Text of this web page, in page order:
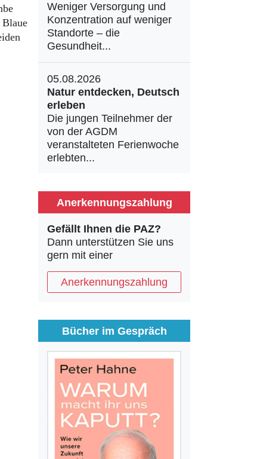
Weniger Versorgung und
Konzentration auf weniger
Standorte – die
Gesundheit...
05.08.2026
Natur entdecken, Deutsch
erleben
Die jungen Teilnehmer der
von der AGDM
veranstalteten Ferienwoche
erlebten...
Anerkennungszahlung
Gefällt Ihnen die PAZ?
Dann unterstützen Sie uns
gern mit einer
Anerkennungszahlung
Bücher im Gespräch